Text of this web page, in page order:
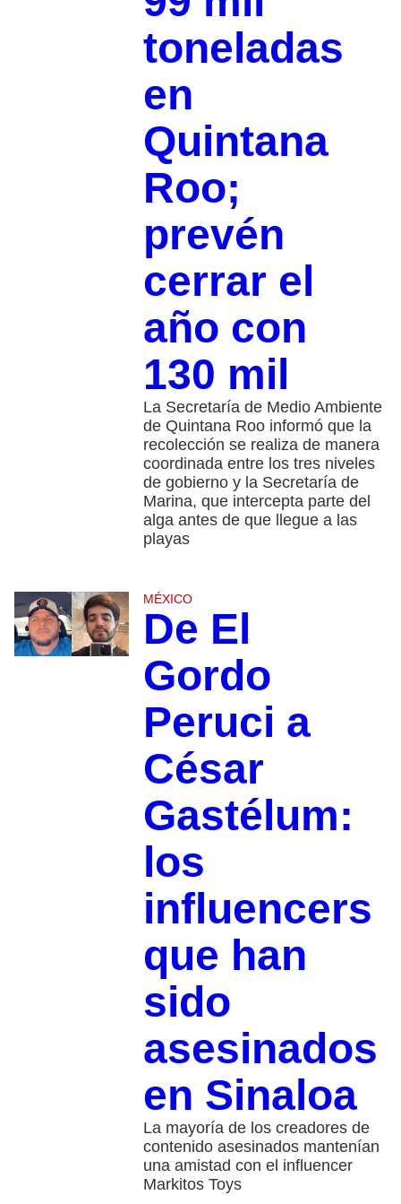
toneladas
en
Quintana
Roo;
prevén
cerrar el
año con
130 mil
La Secretaría de Medio Ambiente
de Quintana Roo informó que la
recolección se realiza de manera
coordinada entre los tres niveles
de gobierno y la Secretaría de
Marina, que intercepta parte del
alga antes de que llegue a las
playas
MÉXICO
De El
Gordo
Peruci a
César
Gastélum:
los
influencers
que han
sido
asesinados
en Sinaloa
La mayoría de los creadores de
contenido asesinados mantenían
una amistad con el influencer
Markitos Toys